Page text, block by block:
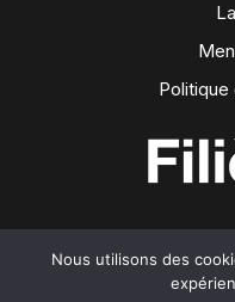
Nous utilisons des